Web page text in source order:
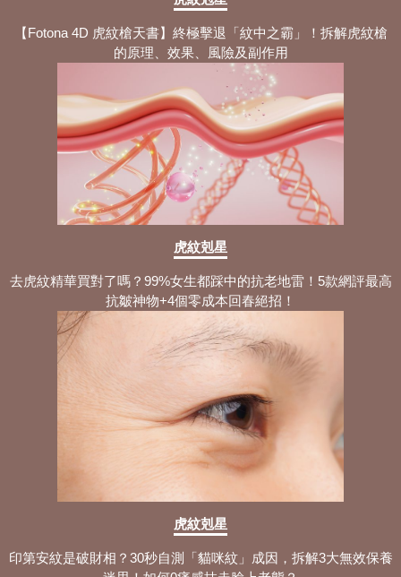
【Fotona 4D 虎紋槍天書】終極擊退「紋中之霸」！拆解虎紋槍
的原理、效果、風險及副作用
虎紋剋星
去虎紋精華買對了嗎？99%女生都踩中的抗老地雷！5款網評最高
抗皺神物+4個零成本回春絕招！
虎紋剋星
印第安紋是破財相？30秒自測「貓咪紋」成因，拆解3大無效保養